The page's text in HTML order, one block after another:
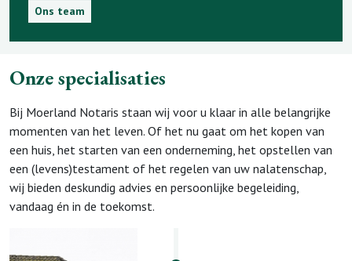
Ons team
Onze specialisaties
Bij Moerland Notaris staan wij voor u klaar in alle belangrijke
momenten van het leven. Of het nu gaat om het kopen van
een huis, het starten van een onderneming, het opstellen van
een (levens)testament of het regelen van uw nalatenschap,
wij bieden deskundig advies en persoonlijke begeleiding,
vandaag én in de toekomst.